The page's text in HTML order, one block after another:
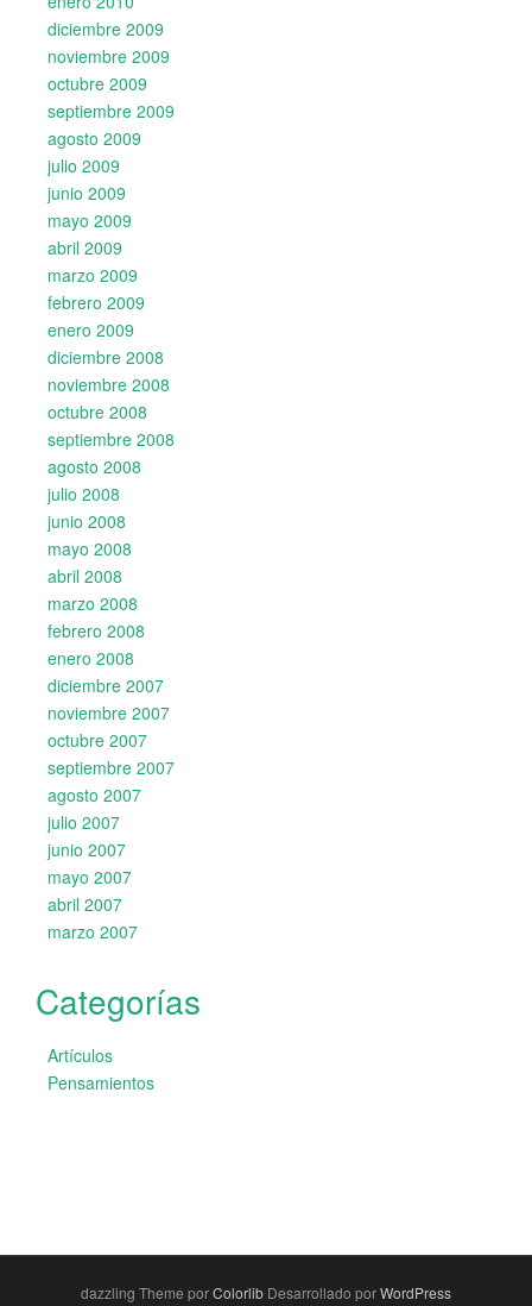
diciembre 2009
noviembre 2009
octubre 2009
septiembre 2009
agosto 2009
julio 2009
junio 2009
mayo 2009
abril 2009
marzo 2009
febrero 2009
enero 2009
diciembre 2008
noviembre 2008
octubre 2008
septiembre 2008
agosto 2008
julio 2008
junio 2008
mayo 2008
abril 2008
marzo 2008
febrero 2008
enero 2008
diciembre 2007
noviembre 2007
octubre 2007
septiembre 2007
agosto 2007
julio 2007
junio 2007
mayo 2007
abril 2007
marzo 2007
Categorías
Artículos
Pensamientos
dazzling Theme porColorlib Desarrollado porWordPress